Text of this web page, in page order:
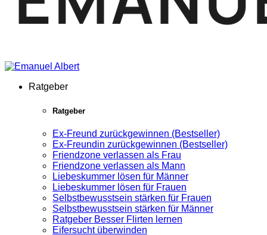
Ratgeber
Ratgeber
Ex-Freund zurückgewinnen (Bestseller)
Ex-Freundin zurückgewinnen (Bestseller)
Friendzone verlassen als Frau
Friendzone verlassen als Mann
Liebeskummer lösen für Männer
Liebeskummer lösen für Frauen
Selbstbewusstsein stärken für Frauen
Selbstbewusstsein stärken für Männer
Ratgeber Besser Flirten lernen
Eifersucht überwinden